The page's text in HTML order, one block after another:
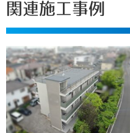
関連施工事例